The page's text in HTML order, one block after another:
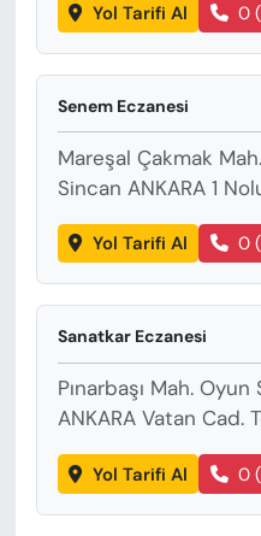
Yol Tarifi Al 0
Senem Eczanesi
Mareşal Çakmak
Sincan ANKARA 1
Yol Tarifi Al 0
Sanatkar Eczanesi
Pınarbaşı Mah.
ANKARA Vatan Cad.
Yol Tarifi Al 0